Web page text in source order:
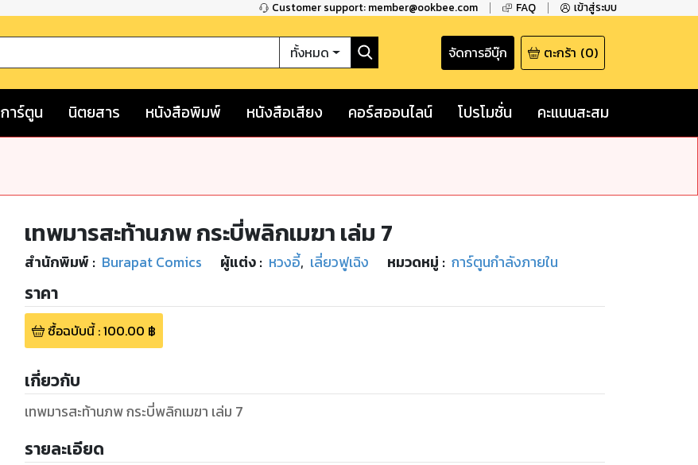
Customer support: member@ookbee.com FAQ เข้าสู่ระบบ
ทั้งหมด จัดการอีบุ๊ก ตะกร้า (0)
การ์ตูน นิตยสาร หนังสือพิมพ์ หนังสือเสียง คอร์สออนไลน์ โปรโมชั่น คะแนนสะสม
เทพมารสะท้านภพ กระบี่พลิกเมฆา เล่ม 7
สำนักพิมพ์ : Burapat Comics ผู้แต่ง : หวงอี้, เลี่ยวฟูเฉิง หมวดหมู่ : การ์ตูนกำลังภายใน
ราคา
ซื้อฉบับนี้:100.00 ฿
เกี่ยวกับ
เทพมารสะท้านภพ กระบี่พลิกเมฆา เล่ม 7
รายละเอียด